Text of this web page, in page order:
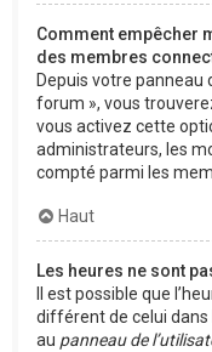
Comment empêcher
des membres
Depuis votre panneau
forum », vous
vous activez cette
administrateurs, les
compté parmi les
Haut
Les heures ne sont
Il est possible que
différent de celui dans
au panneau de